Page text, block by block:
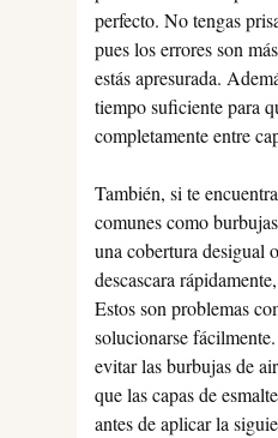
perfecto. No tengas
pues los errores son
estás apresurada.
tiempo suficiente para
completamente entre
También, si te
comunes como
una cobertura desigual
descascara
Estos son problemas
solucionarse
evitar las burbujas de
que las capas de
antes de aplicar la